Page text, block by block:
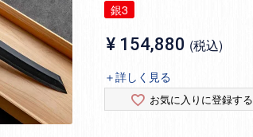
銀3
¥ 154,880 税込
＋詳しく見る
お気に入りに登録する